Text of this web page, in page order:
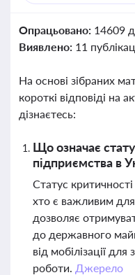
Опрацьовано: 14609
Виявлено: 11
На основі зібраних
короткі відповіді на
дізнаєтесь:
Що означає
підприємства в
Статус
хто є важливим
дозволяє
до державного
від мобілізації
роботи. Джерело